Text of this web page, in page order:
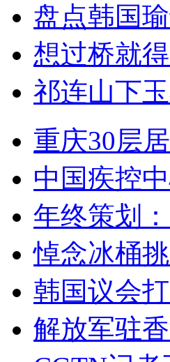
盘点韩国
想过桥就
祁连山下
重庆30层
中国疾控
年终策划
悼念冰桶
韩国议会
解放军驻